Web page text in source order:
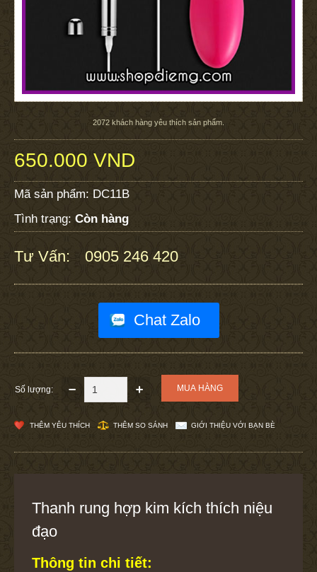
2072 khách hàng yêu thích sản phẩm.
650.000 VND
Mã sản phẩm: DC11B
Tình trạng: Còn hàng
Tư Vấn: 0905 246 420
Chat Zalo
Số lượng:
THÊM YÊU THÍCH THÊM SO SÁNH GIỚI THIỆU VỚI BẠN BÈ
Thanh rung hợp kim kích thích niệu
đạo
Thông tin chi tiết: